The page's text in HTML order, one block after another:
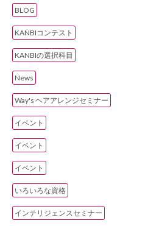
BLOG
KANBIコンテスト
KANBIの選択科目
News
Way's ヘアアレンジセミナー
イベント
イベント
イベント
いろいろな資格
インテリジェンスセミナー